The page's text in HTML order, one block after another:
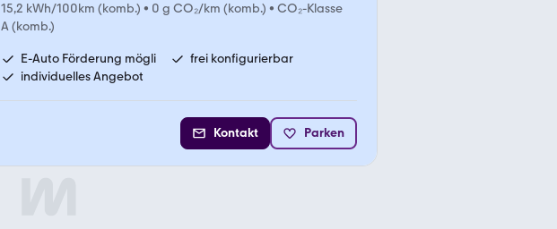
15,2 kWh/100km (komb.) • 0 g CO₂/km (komb.) • CO₂-Klasse
A (komb.)
E-Auto Förderung mögli
frei konfigurierbar
individuelles Angebot
Kontakt Parken